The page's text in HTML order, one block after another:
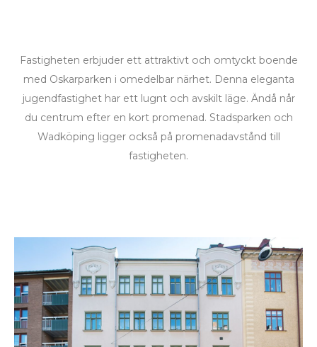
Fastigheten erbjuder ett attraktivt och omtyckt boende
med Oskarparken i omedelbar närhet. Denna eleganta
jugendfastighet har ett lugnt och avskilt läge. Ändå når
du centrum efter en kort promenad. Stadsparken och
Wadköping ligger också på promenadavstånd till
fastigheten.